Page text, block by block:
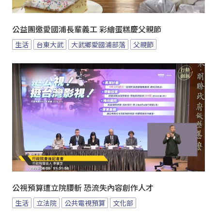
公益團邀愛國浦長輩義工 彩繪蛋糕慶父親節
生活 台東大武 大武鄉愛國浦部落 父親節
公視預算遭立院腰斬 恐流失內容創作人才
生活 立法院 公共電視預算 文化部